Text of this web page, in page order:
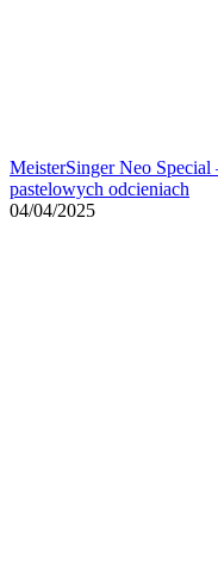
MeisterSinger Neo
pastelowych odcieniach
04/04/2025